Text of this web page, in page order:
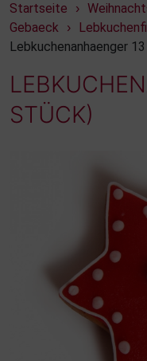
Startseite ›
Gebaeck
›
Lebkuchenanhaenger
STÜCK)